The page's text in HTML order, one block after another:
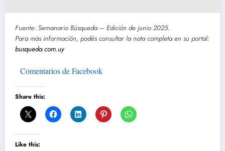
Fuente: Semanario Búsqueda – Edición de junio 2025.
Para más información, podés consultar la nota completa en su portal:
busqueda.com.uy
Comentarios de Facebook
Share this:
Like this: